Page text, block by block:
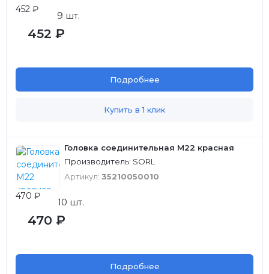
452 ₽
9 шт.
452 ₽
Подробнее
Купить в 1 клик
Головка соединительная М22 красная
Производитель: SORL
Артикул: 35210050010
470 ₽
10 шт.
470 ₽
Подробнее